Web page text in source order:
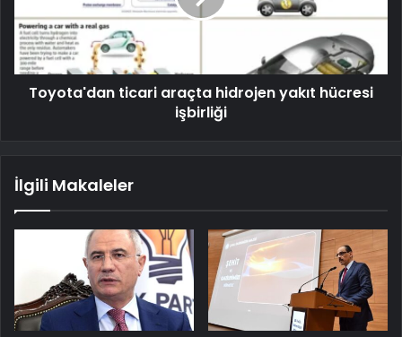
Toyota'dan ticari araçta hidrojen yakıt hücresi
işbirliği
İlgili Makaleler